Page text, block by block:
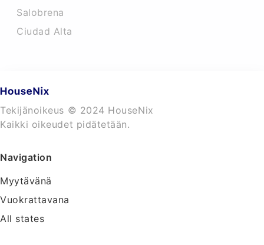
Salobrena
Ciudad Alta
Tekijänoikeus © 2024 HouseNix
Kaikki oikeudet pidätetään.
Navigation
Myytävänä
Vuokrattavana
All states